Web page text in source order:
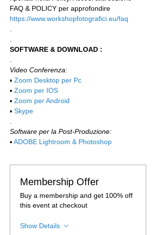
FAQ & POLICY per approfondire
https://www.workshopfotografici.eu/faq
SOFTWARE & DOWNLOAD :
Video Conferenza:
▪️ Zoom Desktop per Pc
▪️ Zoom per IOS
▪️ Zoom per Android
▪️ Skype
Software per la Post-Produzione:
▪️ ADOBE Lightroom & Photoshop
Membership Offer
Buy a membership and get 100% off
this event at checkout
Show Details